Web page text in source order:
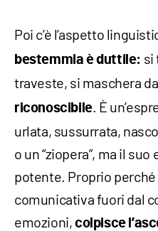
Poi c’è l’aspetto
bestemmia è duttile: si
traveste, si maschera
riconoscibile. È
urlata, sussurrata,
o un “ziopera”, ma il
potente. Proprio perché
comunicativa fuori dal
emozioni, colpisce